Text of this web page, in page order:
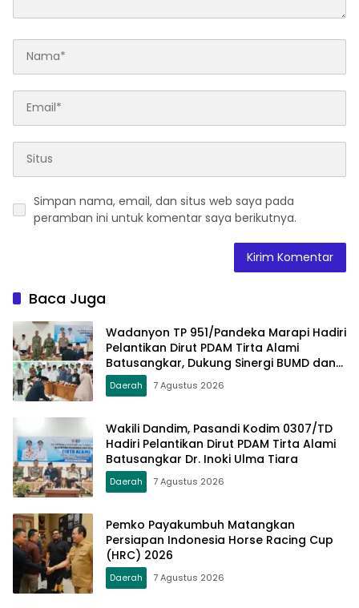
Simpan nama, email, dan situs web saya pada
peramban ini untuk komentar saya berikutnya.
Baca Juga
Wadanyon TP 951/Pandeka Marapi Hadiri
Pelantikan Dirut PDAM Tirta Alami
Batusangkar, Dukung Sinergi BUMD dan
Keamanan Daerah
Daerah 7 Agustus 2026
Wakili Dandim, Pasandi Kodim 0307/TD
Hadiri Pelantikan Dirut PDAM Tirta Alami
Batusangkar Dr. Inoki Ulma Tiara
Daerah 7 Agustus 2026
Pemko Payakumbuh Matangkan
Persiapan Indonesia Horse Racing Cup
(HRC) 2026
Daerah 7 Agustus 2026